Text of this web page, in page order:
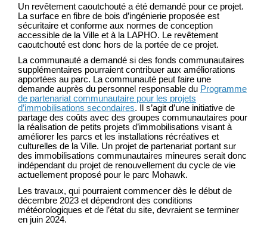
Un revêtement caoutchouté a été demandé pour ce projet.
La surface en fibre de bois d’ingénierie proposée est
sécuritaire et conforme aux normes de conception
accessible de la Ville et à la LAPHO. Le revêtement
caoutchouté est donc hors de la portée de ce projet.
La communauté a demandé si des fonds communautaires
supplémentaires pourraient contribuer aux améliorations
apportées au parc. La communauté peut faire une
demande auprès du personnel responsable du Programme
de partenariat communautaire pour les projets
d’immobilisations secondaires (Liens externes)
. Il s’agit d’une initiative de
partage des coûts avec des groupes communautaires pour
la réalisation de petits projets d’immobilisations visant à
améliorer les parcs et les installations récréatives et
culturelles de la Ville. Un projet de partenariat portant sur
des immobilisations communautaires mineures serait donc
indépendant du projet de renouvellement du cycle de vie
actuellement proposé pour le parc Mohawk.
Les travaux, qui pourraient commencer dès le début de
décembre 2023 et dépendront des conditions
météorologiques et de l’état du site, devraient se terminer
en juin 2024.